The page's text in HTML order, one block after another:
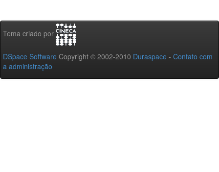
Tema criado por
DSpace Software Copyright © 2002-2010 Duraspace - Contato com
a administração